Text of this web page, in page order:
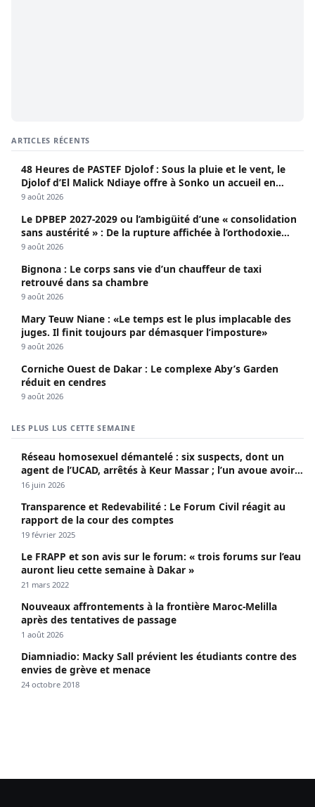
ARTICLES RÉCENTS
48 Heures de PASTEF Djolof : Sous la pluie et le vent, le
Djolof d’El Malick Ndiaye offre à Sonko un accueil en
apothéose
9 août 2026
Le DPBEP 2027-2029 ou l’ambigüité d’une « consolidation
sans austérité » : De la rupture affichée à l’orthodoxie
budgétaire, une analyse critique de la trajectoire
9 août 2026
Bignona : Le corps sans vie d’un chauffeur de taxi
retrouvé dans sa chambre
9 août 2026
Mary Teuw Niane : «Le temps est le plus implacable des
juges. Il finit toujours par démasquer l’imposture»
9 août 2026
Corniche Ouest de Dakar : Le complexe Aby’s Garden
réduit en cendres
9 août 2026
LES PLUS LUS CETTE SEMAINE
Réseau homosexuel démantelé : six suspects, dont un
agent de l’UCAD, arrêtés à Keur Massar ; l’un avoue avoir
propagé le VIH depuis 2018
16 juin 2026
Transparence et Redevabilité : Le Forum Civil réagit au
rapport de la cour des comptes
19 février 2025
Le FRAPP et son avis sur le forum: « trois forums sur l’eau
auront lieu cette semaine à Dakar »
21 mars 2022
Nouveaux affrontements à la frontière Maroc-Melilla
après des tentatives de passage
1 août 2026
Diamniadio: Macky Sall prévient les étudiants contre des
envies de grève et menace
24 octobre 2018